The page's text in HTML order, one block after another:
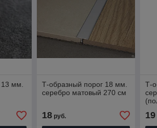
13 мм.
Т-образный порог 18 мм.
серебро матовый 270 см
18руб.
Т-
19